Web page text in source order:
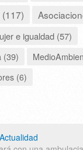
e igualdad (57)
(39)
(6)
Actualidad